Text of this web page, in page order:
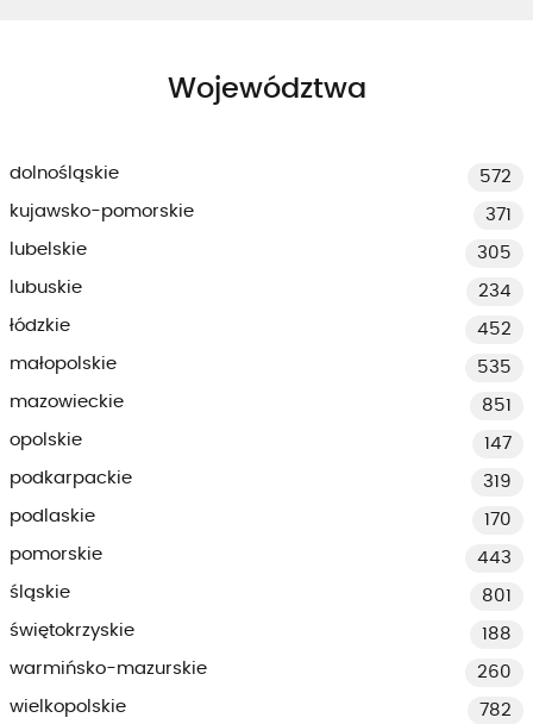
Województwa
dolnośląskie
572
kujawsko-pomorskie
371
lubelskie
305
lubuskie
234
łódzkie
452
małopolskie
535
mazowieckie
851
opolskie
147
podkarpackie
319
podlaskie
170
pomorskie
443
śląskie
801
świętokrzyskie
188
warmińsko-mazurskie
260
wielkopolskie
782